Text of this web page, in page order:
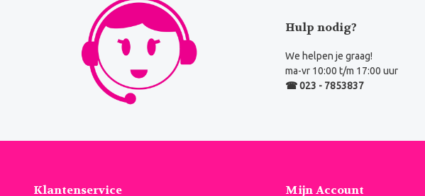
Hulp nodig?
We helpen je graag!
ma-vr 10:00 t/m 17:00 uur
☎ 023 - 7853837
Klantenservice Mijn Account